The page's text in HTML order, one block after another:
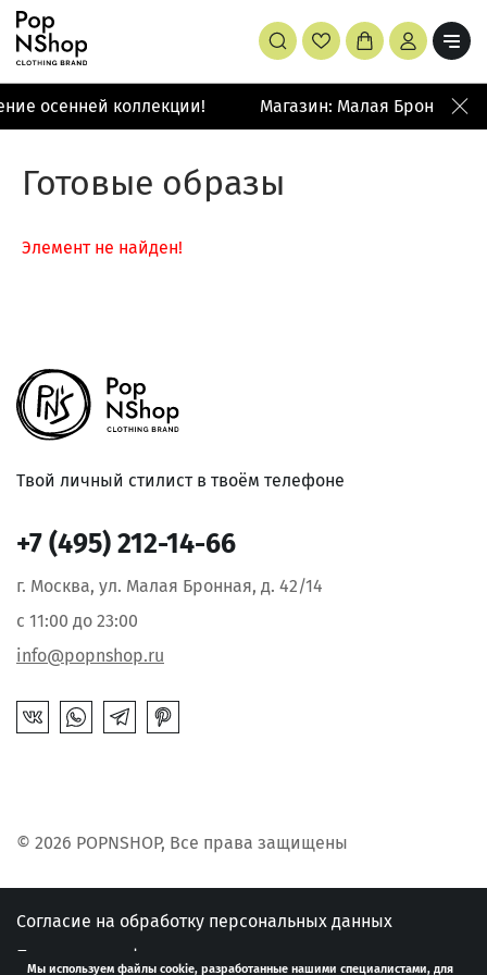
осенней коллекции! Магазин: Малая Бронная
Готовые образы
Элемент не найден!
Твой личный стилист в твоём телефоне
© 2026 POPNSHOP, Все права защищены
+7 (495) 212-14-66
г. Москва, ул. Малая Бронная, д. 42/14
с 11:00 до 23:00
info@popnshop.ru
Согласие на обработку персональных данных
Политика конфиденциальности
Мы используем файлы cookie, разработанные нашими специалистами, для